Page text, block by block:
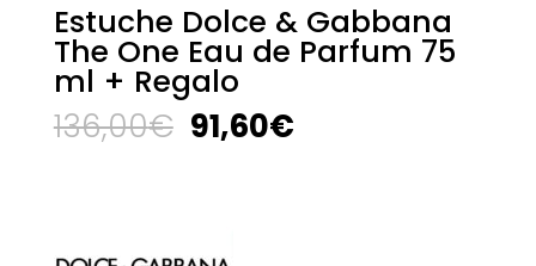
Estuche Dolce & Gabbana
The One Eau de Parfum 75
ml + Regalo
136,00€ El
precio
91,60€El